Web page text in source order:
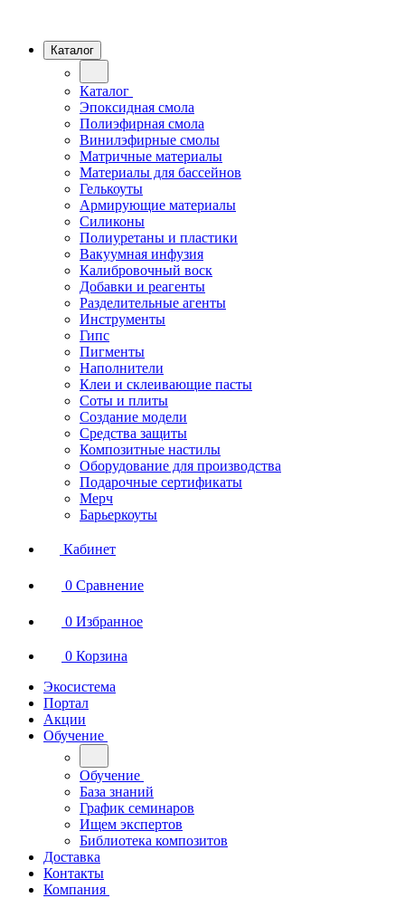
Каталог
Каталог
Эпоксидная смола
Полиэфирная смола
Винилэфирные смолы
Матричные материалы
Материалы для бассейнов
Гелькоуты
Армирующие материалы
Силиконы
Полиуретаны и пластики
Вакуумная инфузия
Калибровочный воск
Добавки и реагенты
Разделительные агенты
Инструменты
Гипс
Пигменты
Наполнители
Клеи и склеивающие пасты
Соты и плиты
Создание модели
Средства защиты
Композитные настилы
Оборудование для производства
Подарочные сертификаты
Мерч
Барьеркоуты
Кабинет
0 Сравнение
0 Избранное
0 Корзина
Экосистема
Портал
Акции
Обучение
Обучение
База знаний
График семинаров
Ищем экспертов
Библиотека композитов
Доставка
Контакты
Компания